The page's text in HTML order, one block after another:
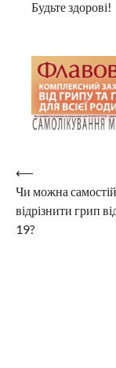
Будьте здорові!
Навігація
записів
⟵
Чи можна
відрізнити грип
19?